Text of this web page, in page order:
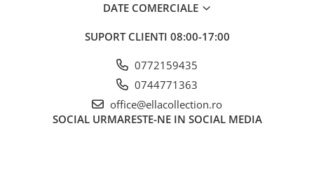
DATE COMERCIALE
SUPORT CLIENTI 08:00-17:00
0772159435
0744771363
office@ellacollection.ro
SOCIAL URMARESTE-NE IN SOCIAL MEDIA